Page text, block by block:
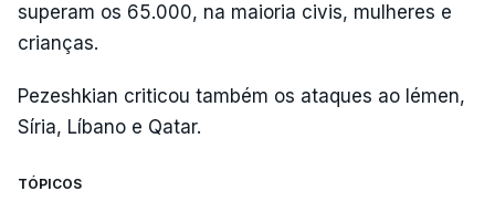
superam os 65.000, na maioria civis, mulheres e
crianças.
Pezeshkian criticou também os ataques ao Iémen,
Síria, Líbano e Qatar.
TÓPICOS